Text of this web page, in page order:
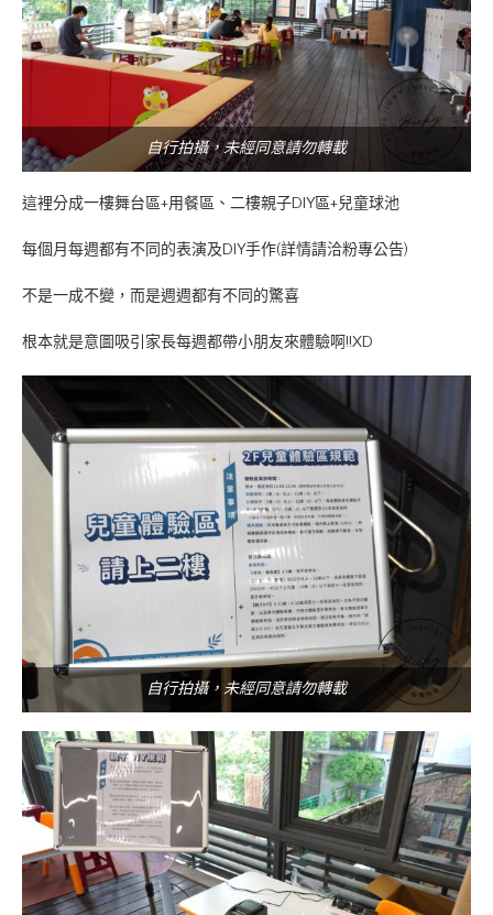
自行拍攝，未經同意請勿轉載
這裡分成一樓舞台區+用餐區、二樓親子DIY區+兒童球池
每個月每週都有不同的表演及DIY手作(詳情請洽粉專公告)
不是一成不變，而是週週都有不同的驚喜
根本就是意圖吸引家長每週都帶小朋友來體驗啊!!XD
自行拍攝，未經同意請勿轉載